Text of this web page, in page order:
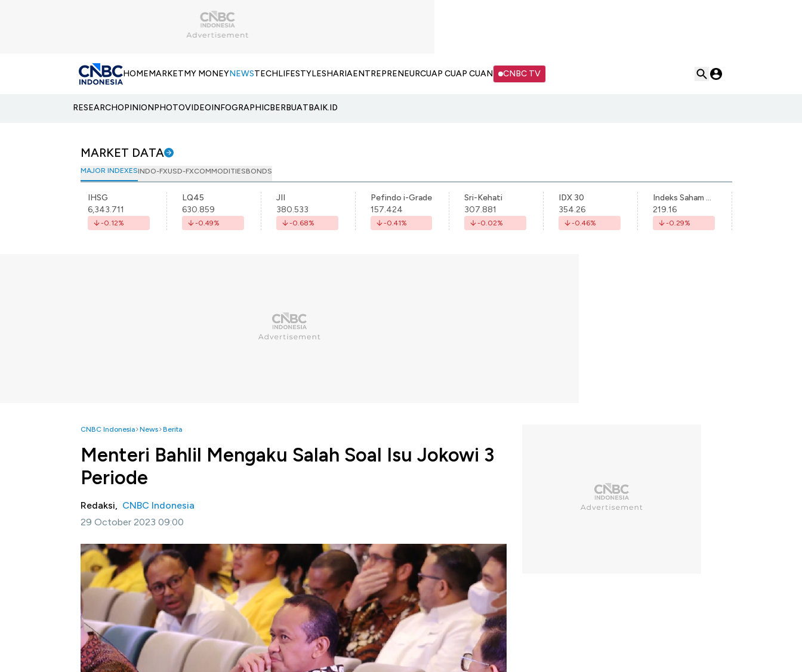
HOMEMARKETMY MONEYNEWSTECHLIFESTYLESHARIAENTREPRENEURCUAP CUAP CUAN CNBC TV
RESEARCHOPINIONPHOTOVIDEOINFOGRAPHICBERBUATBAIK.ID
MARKET DATA
MAJOR INDEXESINDO-FXUSD-FXCOMMODITIESBONDS
IHSG
6,343.711
-0.12%
LQ45
630.859
-0.49%
JII
380.533
-0.68%
Pefindo i-Grade
157.424
-0.41%
Sri-Kehati
307.881
-0.02%
IDX 30
354.26
-0.46%
Indeks Saham Syariah Indonesia
219.16
-0.29%
CNBC Indonesia News Berita
Menteri Bahlil Mengaku Salah Soal Isu Jokowi 3
Periode
Redaksi, CNBC Indonesia
29 October 2023 09:00